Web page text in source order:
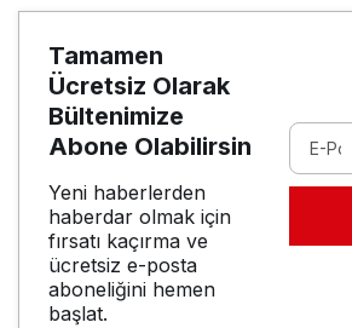
Tamamen
Ücretsiz Olarak
Bültenimize
Abone Olabilirsin
Yeni haberlerden
haberdar olmak için
fırsatı kaçırma ve
ücretsiz e-posta
aboneliğini hemen
başlat.